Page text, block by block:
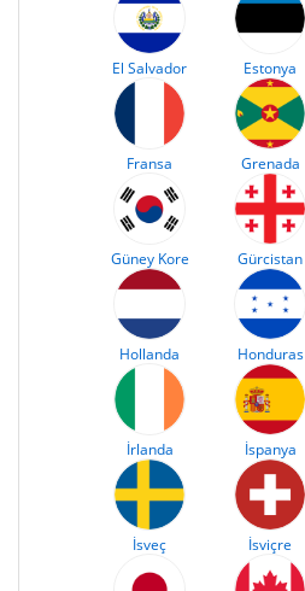
El Salvador Estonya
Fransa Grenada
Güney Kore Gürcistan
Hollanda Honduras
İrlanda İspanya
İsveç İsviçre